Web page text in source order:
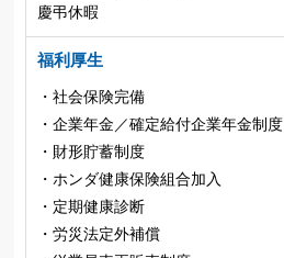
慶弔休暇
福利厚生
・社会保険完備
・企業年金／確定給付企業年金制度
・財形貯蓄制度
・ホンダ健康保険組合加入
・定期健康診断
・労災法定外補償